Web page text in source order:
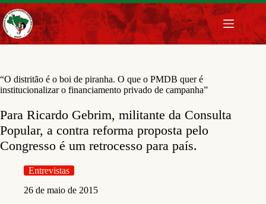
Pular
para
o
conteúdo
“O distritão é o boi de piranha. O que o PMDB quer é
institucionalizar o financiamento privado de campanha”
Para Ricardo Gebrim, militante da Consulta
Popular, a contra reforma proposta pelo
Congresso é um retrocesso para país.
Entrevistas
26 de maio de 2015